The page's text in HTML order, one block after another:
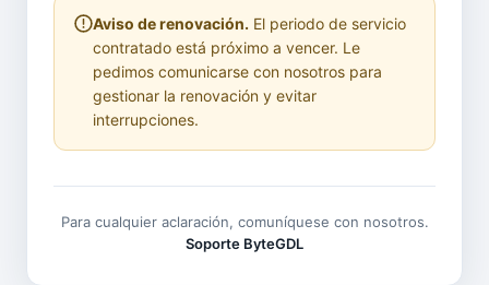
Aviso de renovación. El periodo de servicio
contratado está próximo a vencer. Le
pedimos comunicarse con nosotros para
gestionar la renovación y evitar
interrupciones.
Para cualquier aclaración, comuníquese con nosotros.
Soporte ByteGDL